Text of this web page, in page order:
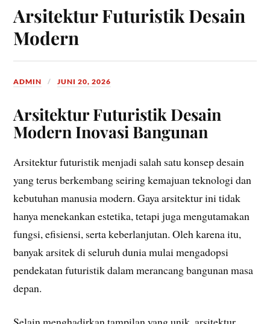
Arsitektur Futuristik Desain
Modern
ADMIN JUNI 20, 2026
Arsitektur Futuristik Desain
Modern Inovasi Bangunan
Arsitektur futuristik menjadi salah satu konsep desain
yang terus berkembang seiring kemajuan teknologi dan
kebutuhan manusia modern. Gaya arsitektur ini tidak
hanya menekankan estetika, tetapi juga mengutamakan
fungsi, efisiensi, serta keberlanjutan. Oleh karena itu,
banyak arsitek di seluruh dunia mulai mengadopsi
pendekatan futuristik dalam merancang bangunan masa
depan.